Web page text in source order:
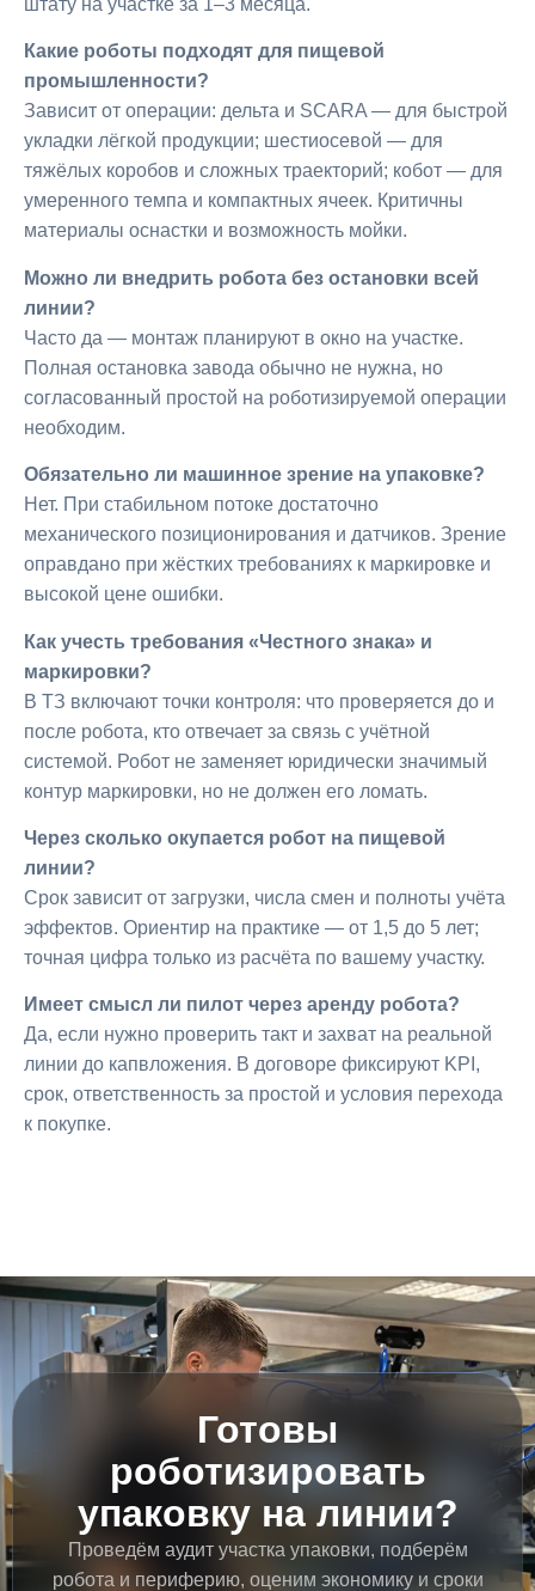
штату на участке за 1–3 месяца.
Какие роботы подходят для пищевой
промышленности?
Зависит от операции: дельта и SCARA — для быстрой
укладки лёгкой продукции; шестиосевой — для
тяжёлых коробов и сложных траекторий; кобот — для
умеренного темпа и компактных ячеек. Критичны
материалы оснастки и возможность мойки.
Можно ли внедрить робота без остановки всей
линии?
Часто да — монтаж планируют в окно на участке.
Полная остановка завода обычно не нужна, но
согласованный простой на роботизируемой операции
необходим.
Обязательно ли машинное зрение на упаковке?
Нет. При стабильном потоке достаточно
механического позиционирования и датчиков. Зрение
оправдано при жёстких требованиях к маркировке и
высокой цене ошибки.
Как учесть требования «Честного знака» и
маркировки?
В ТЗ включают точки контроля: что проверяется до и
после робота, кто отвечает за связь с учётной
системой. Робот не заменяет юридически значимый
контур маркировки, но не должен его ломать.
Через сколько окупается робот на пищевой
линии?
Срок зависит от загрузки, числа смен и полноты учёта
эффектов. Ориентир на практике — от 1,5 до 5 лет;
точная цифра только из расчёта по вашему участку.
Имеет смысл ли пилот через аренду робота?
Да, если нужно проверить такт и захват на реальной
линии до капвложения. В договоре фиксируют KPI,
срок, ответственность за простой и условия перехода
к покупке.
Готовы
роботизировать
упаковку на линии?
Проведём аудит участка упаковки, подберём
робота и периферию, оценим экономику и сроки